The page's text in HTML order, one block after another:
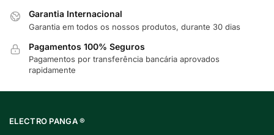
Garantia Internacional
Garantia em todos os nossos produtos, durante 30 dias
Pagamentos 100% Seguros
Pagamentos por transferência bancária aprovados
rapidamente
ELECTRO PANGA ®